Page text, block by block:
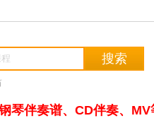
搜索
琴伴奏谱、CD伴奏、MV